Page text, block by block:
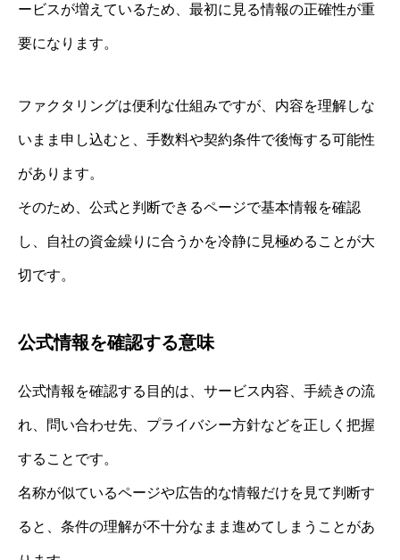
ービスが増えているため、最初に見る情報の正確性が重
要になります。
ファクタリングは便利な仕組みですが、内容を理解しな
いまま申し込むと、手数料や契約条件で後悔する可能性
があります。
そのため、公式と判断できるページで基本情報を確認
し、自社の資金繰りに合うかを冷静に見極めることが大
切です。
公式情報を確認する意味
公式情報を確認する目的は、サービス内容、手続きの流
れ、問い合わせ先、プライバシー方針などを正しく把握
することです。
名称が似ているページや広告的な情報だけを見て判断す
ると、条件の理解が不十分なまま進めてしまうことがあ